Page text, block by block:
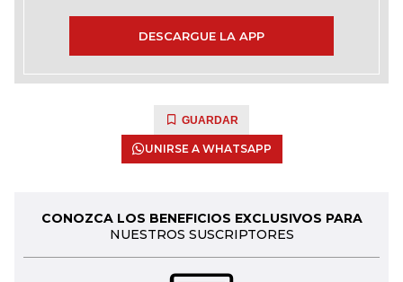
DESCARGUE LA APP
GUARDAR
UNIRSE A WHATSAPP
CONOZCA LOS BENEFICIOS EXCLUSIVOS PARA
NUESTROS SUSCRIPTORES